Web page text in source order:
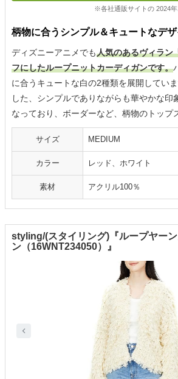
※各社通販サイトの 2024
柄物に合うシンプル＆キュートなデ
ディズニーアニメでも人気のあるヴィラン
フにしたループニットカーディガンです。
に合うキュートな白の2種類を展開してい
した、シンプルでありながらも華やかな印
なっており、ボーダーなど、柄物のトップ
サイズ MEDIUM
カラー レッド、ホワイト
素材 アクリル100％
styling/(スタイリング)『ループヤー
ン（16WNT234050）』